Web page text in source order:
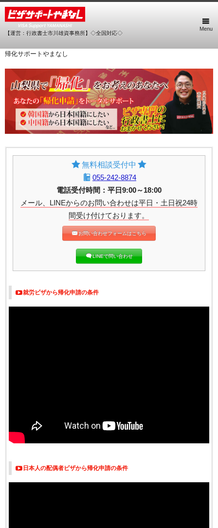
【運営：行政書士市川雄資事務所】◇全国対応◇
Menu
帰化サポートやまなし
無料相談受付中
055-242-8874
電話受付時間：平日9:00～18:00
メール、LINEからのお問い合わせは平日・土日祝24時
間受け付けております。
お問い合わせフォームはこちら
LINEで問い合わせ
就労ビザから帰化申請の条件
日本人の配偶者ビザから帰化申請の条件